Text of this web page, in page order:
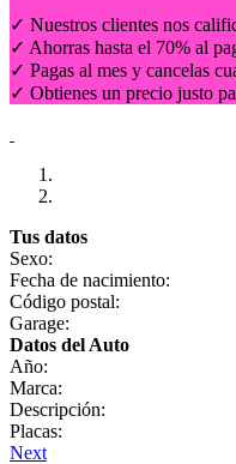
✓ Nuestros clientes nos
✓ Ahorras hasta el 70% al
✓ Pagas al mes y cancelas
✓ Obtienes un precio justo
Tus datos
Sexo:
Fecha de nacimiento:
Código postal:
Garage:
Datos del Auto
Año:
Marca:
Descripción:
Placas:
Next